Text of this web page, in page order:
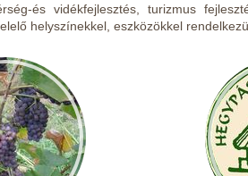
és vidékfejlesztés, turizmus
helyszínekkel, eszközökkel